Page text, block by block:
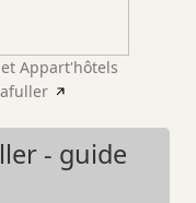
Appart'hôtels
- guide